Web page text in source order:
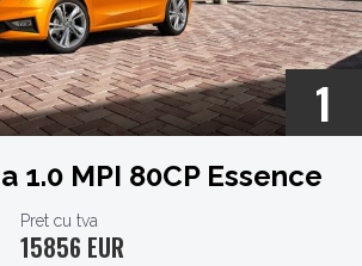
1
1.0 MPI 80CP Essence
Pret cu tva
15856 EUR